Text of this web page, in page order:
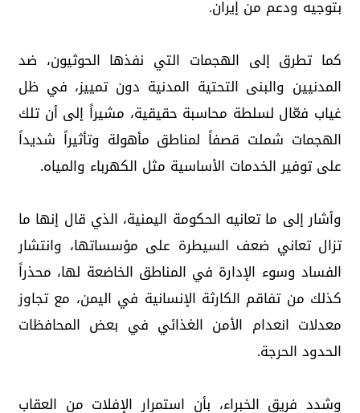
بتوجيه ودعم من إيران.
كما تطرق إلى الهجمات التي نفذها الحوثيون، ضد
المدنيين والبنى التحتية المدنية دون تمييز، في ظل
غياب فعّال لسلطة محاسبة حقيقية، مشيراً إلى أن تلك
الهجمات شملت قصفاً لمناطق مأهولة وتأثيراً شديداً
على توفير الخدمات الأساسية مثل الكهرباء والمياه.
وأشار إلى ما تعانيه الحكومة اليمنية، الذي قال إنها ما
تزال تعاني ضعف السيطرة على مؤسساتها، وانتشار
الفساد وسوء الإدارة في المناطق الخاضعة لها، محذراً
كذلك من تفاقم الكارثة الإنسانية في اليمن، مع تجاوز
معدلات انعدام الأمن الغذائي في بعض المحافظات
الحدود الحرجة.
وشدد فريق الخبراء، بأن استمرار الإفلات من العقاب